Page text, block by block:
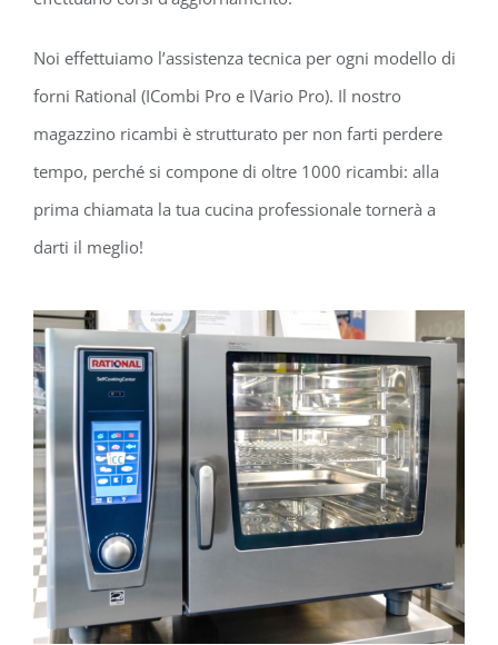
Noi effettuiamo l’assistenza tecnica per ogni modello di
forni Rational (ICombi Pro e IVario Pro). Il nostro
magazzino ricambi è strutturato per non farti perdere
tempo, perché si compone di oltre 1000 ricambi: alla
prima chiamata la tua cucina professionale tornerà a
darti il meglio!